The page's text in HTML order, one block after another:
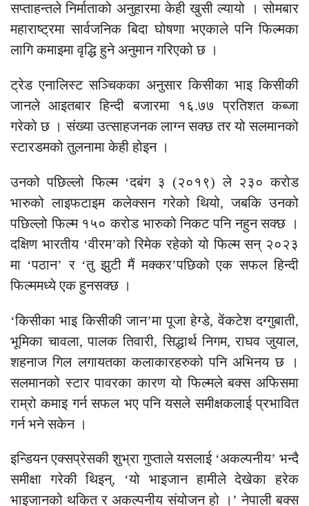
सप्ताहन्तले निर्माताको अनुहारमा केही खुसी ल्यायो । सोमबार
महाराष्ट्रमा सार्वजनिक बिदा घोषणा भएकाले पनि फिल्मका
लागि कमाइमा वृद्धि हुने अनुमान गरिएको छ ।
ट्रेड एनालिस्ट सञ्चिकका अनुसार किसीका भाइ किसीकी
जानले आइतबार हिन्दी बजारमा १६.७७ प्रतिशत कब्जा
गरेको छ । संख्या उत्साहजनक लाग्न सक्छ तर यो सलमानको
स्टारडमको तुलनामा केही होइन ।
उनको पछिल्लो फिल्म ‘दबंग ३ (२०१९) ले २३० करोड
भारुको लाइफटाइम कलेक्सन गरेको थियो, जबकि उनको
पछिल्लो फिल्म १५० करोड भारुको निकट पनि नहुन सक्छ ।
दक्षिण भारतीय ‘वीरम’को रिमेक रहेको यो फिल्म सन् २०२३
मा ‘पठान’ र ‘तु झुटी मैं मक्कर’पछिको एक सफल हिन्दी
फिल्ममध्ये एक हुनसक्छ ।
‘किसीका भाइ किसीकी जान’मा पूजा हेग्डे, वेंकटेश दग्गुबाती,
भूमिका चावला, पालक तिवारी, सिद्धार्थ निगम, राघव जुयाल,
शहनाज गिल लगायतका कलाकारहरुको पनि अभिनय छ ।
सलमानको स्टार पावरका कारण यो फिल्मले बक्स अफिसमा
राम्रो कमाइ गर्न सफल भए पनि यसले समीक्षकलाई प्रभावित
गर्न भने सकेन ।
इन्डियन एक्सप्रेसकी शुभ्रा गुप्ताले यसलाई ‘अकल्पनीय’ भन्दै
समीक्षा गरेकी थिइन्, ‘यो भाइजान हामीले देखेका हरेक
भाइजानको थकित र अकल्पनीय संयोजन हो ।’ नेपाली बक्स